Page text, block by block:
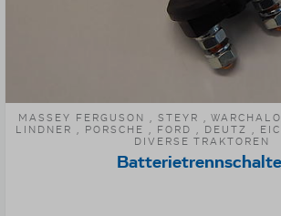
MASSEY FERGUSON , STEYR ,
LINDNER , PORSCHE , FORD , DEUTZ ,
DIVERSE TRAKTOREN